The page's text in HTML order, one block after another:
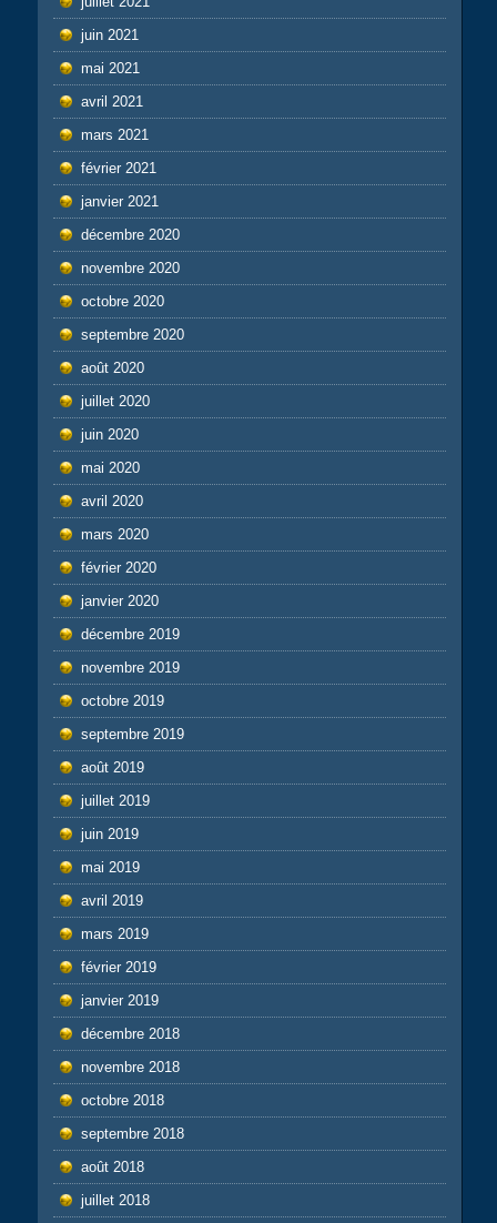
juin 2021
mai 2021
avril 2021
mars 2021
février 2021
janvier 2021
décembre 2020
novembre 2020
octobre 2020
septembre 2020
août 2020
juillet 2020
juin 2020
mai 2020
avril 2020
mars 2020
février 2020
janvier 2020
décembre 2019
novembre 2019
octobre 2019
septembre 2019
août 2019
juillet 2019
juin 2019
mai 2019
avril 2019
mars 2019
février 2019
janvier 2019
décembre 2018
novembre 2018
octobre 2018
septembre 2018
août 2018
juillet 2018